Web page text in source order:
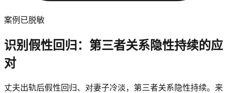
案例已脱敏
识别假性回归：第三者关系隐性持续的应
对
丈夫出轨后假性回归、对妻子冷淡，第三者关系隐性持续。来